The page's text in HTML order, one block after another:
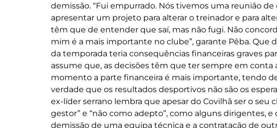
demissão. “Fui empurrado. Nós tivemos uma reunião de
apresentar um projeto para alterar o treinador e para
têm que de entender que saí, mas não fugi. Não
mim é a mais importante no clube”, garante Pêba. Que
da temporada teria consequências financeiras graves
assume que, as decisões têm que ter sempre em
momento a parte financeira é mais importante, tendo
verdade que os resultados desportivos não são os
ex-líder serrano lembra que apesar do Covilhã ser o seu
gestor” e “não como adepto”, como alguns dirigentes,
demissão de uma equipa técnica e a contratação de